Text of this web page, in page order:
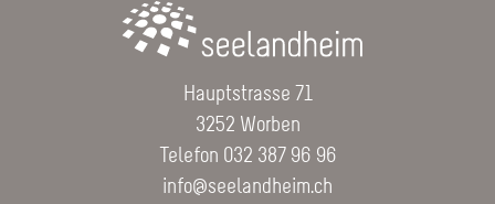
Hauptstrasse 71
3252 Worben
Telefon 032 387 96 96
hc.miehdnalees@ofni